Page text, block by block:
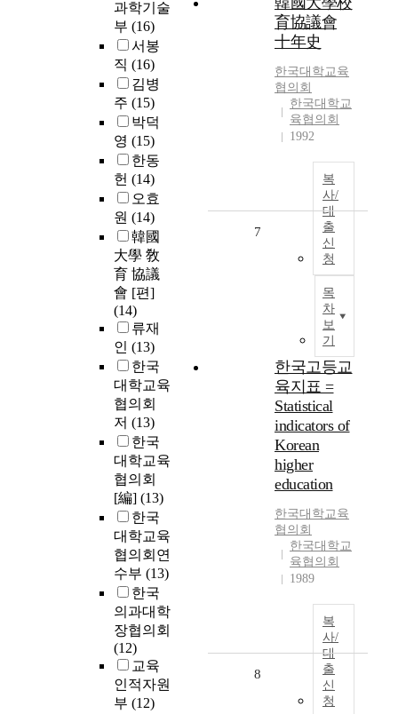
과학기술
부 (16)
서봉
직 (16)
김병
주 (15)
박덕
영 (15)
한동
헌 (14)
오효
원 (14)
韓國
大學 敎
育 協議
會 [편]
(14)
류재
인 (13)
한국
대학교육
협의회
저 (13)
한국
대학교육
협의회
[編] (13)
한국
대학교육
협의회연
수부 (13)
한국
의과대학
장협의회
(12)
교육
인적자원
부 (12)
育協議會
十年史
한국대학교육
협의회
한국대학교
육협의회
1992
복
사/
대
출
신
청
목
차
보
기
7
한국고등교
육지표 =
Statistical
indicators of
Korean
higher
education
한국대학교육
협의회
한국대학교
육협의회
1989
복
사/
대
출
신
청
8